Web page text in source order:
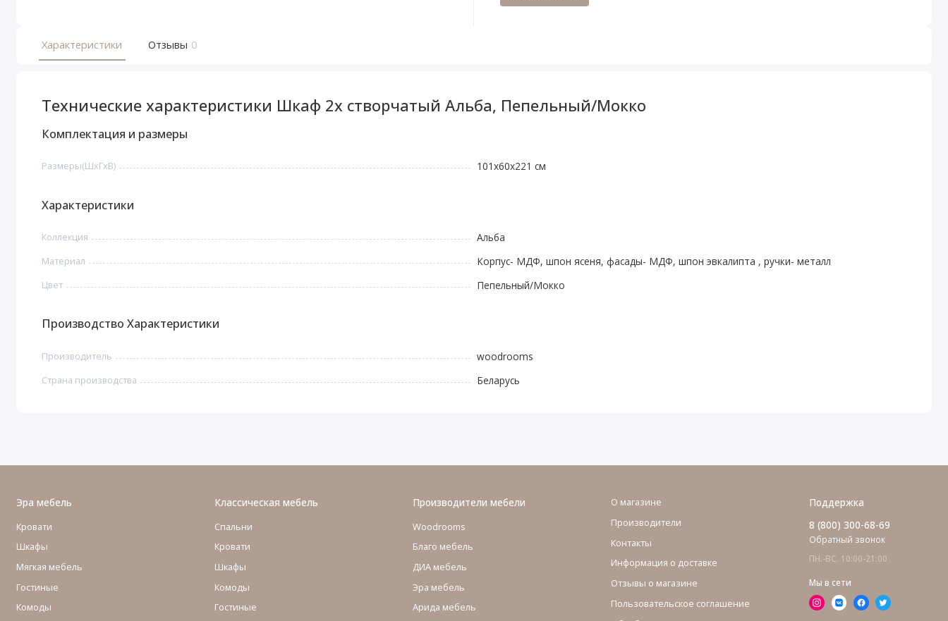
Характеристики Отзывы 0
Технические характеристики Шкаф 2х створчатый Альба, Пепельный/Мокко
Комплектация и размеры
Размеры(ШxГxВ) 101x60x221 см
Характеристики
Коллекция Альба
Материал Корпус- МДФ, шпон ясеня, фасады- МДФ, шпон эвкалипта , ручки- металл
Цвет Пепельный/Мокко
Производство Характеристики
Производитель woodrooms
Страна производства Беларусь
Эра мебель
Кровати
Шкафы
Мягкая мебель
Гостиные
Комоды
Классическая мебель
Спальни
Кровати
Шкафы
Комоды
Гостиные
Производители мебели
Woodrooms
Благо мебель
ДИА мебель
Эра мебель
Арида мебель
О магазине
Производители
Контакты
Информация о доставке
Отзывы о магазине
Пользовательское соглашение
Поддержка
8 (800) 300-68-69
Обратный звонок
ПН.-ВС. 10:00-21:00
Мы в сети